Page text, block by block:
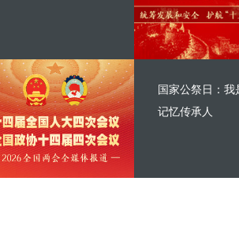
国家公祭日：我
记忆传承人